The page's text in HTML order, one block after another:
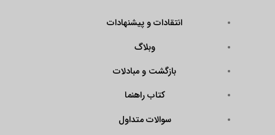
انتقادات و پیشنهادات
وبلاگ
بازگشت و مبادلات
کتاب راهنما
سوالات متداول